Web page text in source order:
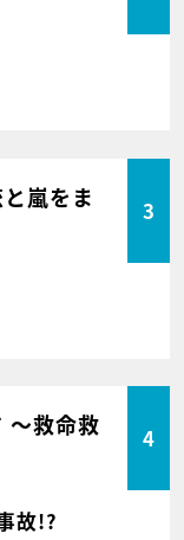
嵐をま
3
～救命救
4
故!?